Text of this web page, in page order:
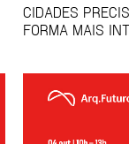
CIDADES
FORMA MAIS